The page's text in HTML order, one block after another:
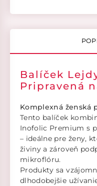
Balíček
Pripravená
Komplexná ženská
Tento balíček
Inofolic Premium s
– ideálne pre ženy,
živiny a zároveň
mikroflóru.
Produkty sa
dlhodobejšie